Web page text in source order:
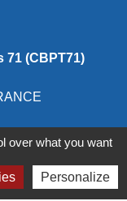
71 (CBPT71)
over what you want
Personalize